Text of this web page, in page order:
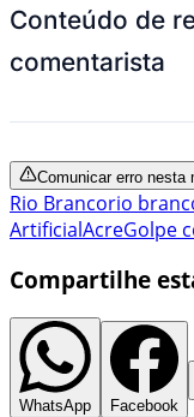
Conteúdo de
comentarista
Comunicar erro nesta
Rio Brancorio
ArtificialAcreGolpe
Compartilhe
WhatsApp Facebook